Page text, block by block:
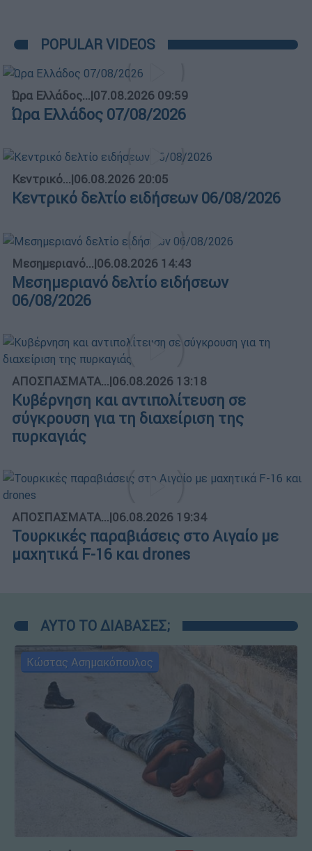
POPULAR VIDEOS
Ώρα Ελλάδος...|07.08.2026 09:59
Ώρα Ελλάδος 07/08/2026
Κεντρικό...|06.08.2026 20:05
Κεντρικό δελτίο ειδήσεων 06/08/2026
Μεσημεριανό...|06.08.2026 14:43
Μεσημεριανό δελτίο ειδήσεων
06/08/2026
ΑΠΟΣΠΑΣΜΑΤΑ...|06.08.2026 13:18
Κυβέρνηση και αντιπολίτευση σε
σύγκρουση για τη διαχείριση της
πυρκαγιάς
ΑΠΟΣΠΑΣΜΑΤΑ...|06.08.2026 19:34
Τουρκικές παραβιάσεις στο Αιγαίο με
μαχητικά F-16 και drones
ΑΥΤΟ ΤΟ ΔΙΑΒΑΣΕΣ;
Κώστας Ασημακόπουλος